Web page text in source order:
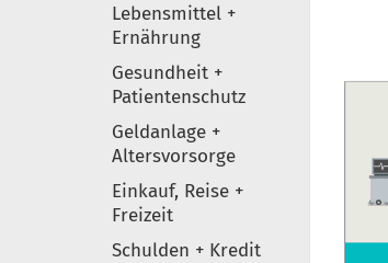
Lebensmittel +
Ernährung
Gesundheit +
Patientenschutz
Geldanlage +
Altersvorsorge
Einkauf, Reise +
Freizeit
Schulden + Kredit